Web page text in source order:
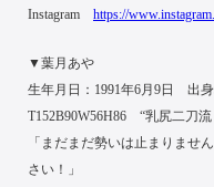
Instagram https://
▼葉月あや
生年月日：1991年6月9日 出
T152B90W56H86 “乳尻二刀流
「まだまだ勢いは止まりませ
さい！」